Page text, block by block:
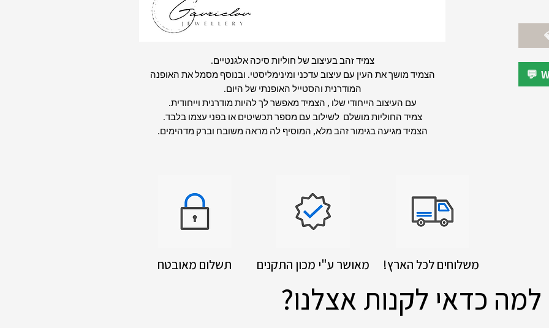
צמיד זהב בעיצוב של חוליות סיכה אלגנטיים.
הצמיד מושך את העין עם עיצוב עדכני ומינימליסטי. ובנוסף מסמל את האופנה
המודרנית והסטייל האופנתי של היום.
עם העיצוב הייחודי שלו , הצמיד מאפשר לך להיות מודרנית וייחודית.
צמיד החוליות מושלם לשילוב עם מספר תכשיטים או בפני עצמו בלבד.
הצמיד מגיעה בגימור זהב מלא, המוסיף לה מראה משובח וברק מדהימים.
תשלום מאובטח מאושר ע"י מכון התקנים
למה כדאי לקנות אצלנו?